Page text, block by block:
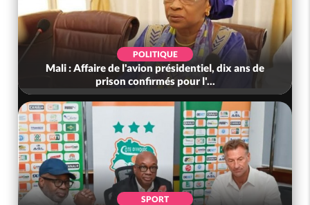
POLITIQUE
Mali : Affaire de l'avion présidentiel, dix ans de
prison confirmés pour l'...
SPORT